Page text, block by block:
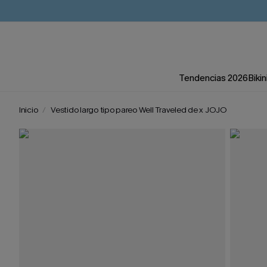
Tendencias 2026
Inicio Vestido largo tipo pareo Well Traveled de x JOJO